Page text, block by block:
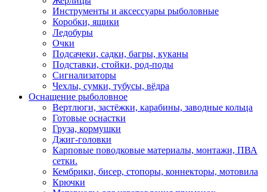
Инструменты и аксессуары рыболовные
Коробки, ящики
Ледобуры
Очки
Подсачеки, садки, багры, куканы
Подставки, стойки, род-поды
Сигнализаторы
Чехлы, сумки, тубусы, вёдра
Оснащение рыболовное
Вертлюги, застёжки, карабины, заводные кольца
Готовые оснастки
Груза, кормушки
Джиг-головки
Карповые поводковые материалы, монтажи, ПВА
сетки.
Кембрики, бисер, стопоры, коннекторы, мотовила
Крючки